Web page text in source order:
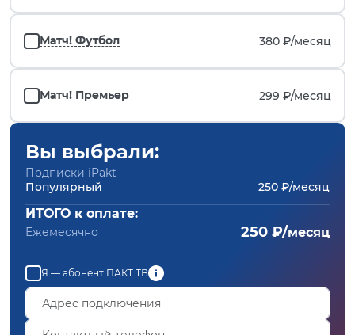
Матч! Футбол 380 ₽/месяц
Матч! Премьер 299 ₽/месяц
Вы выбрали:
Подписки iPakt
Популярный
250 ₽/месяц
ИТОГО к оплате:
Ежемесячно 250 ₽/месяц
Я — абонент ПАКТ ТВ